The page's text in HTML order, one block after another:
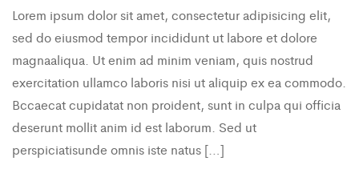
Lorem ipsum dolor sit amet, consectetur adipisicing elit,
sed do eiusmod tempor incididunt ut labore et dolore
magnaaliqua. Ut enim ad minim veniam, quis nostrud
exercitation ullamco laboris nisi ut aliquip ex ea commodo.
Bccaecat cupidatat non proident, sunt in culpa qui officia
deserunt mollit anim id est laborum. Sed ut
perspiciatisunde omnis iste natus […]